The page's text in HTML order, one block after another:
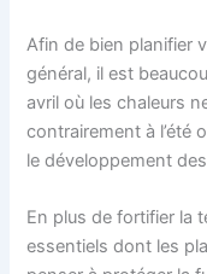
Afin de bien planifier
général, il est
avril où les chaleurs
contrairement à l’été
le développement
En plus de fortifier la
essentiels dont les